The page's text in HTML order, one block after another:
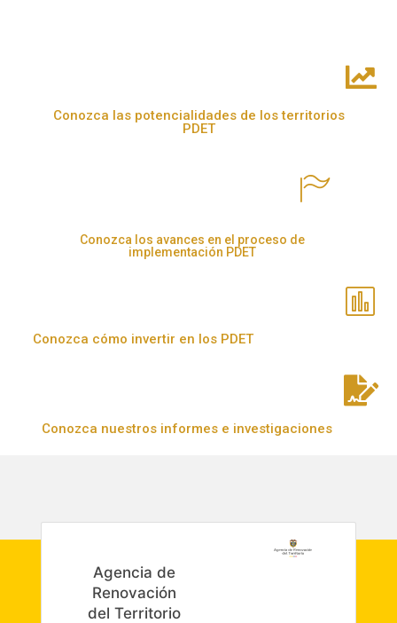
Conozca las potencialidades de los territorios
PDET
Conozca los avances en el proceso de
implementación PDET
Conozca cómo invertir en los PDET
Conozca nuestros informes e investigaciones
Agencia de
Renovación
del Territorio